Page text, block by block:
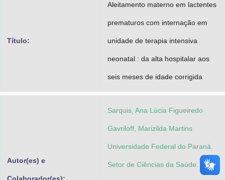
Título:
Aleitamento materno em lactentes
prematuros com internação em
unidade de terapia intensiva
neonatal : da alta hospitalar aos
seis meses de idade corrigida
Autor(es) e
Sarquis, Ana Lúcia Figueiredo
Gavriloff, Marizilda Martins
Universidade Federal do Paraná.
Setor de Ciências da Saúde.